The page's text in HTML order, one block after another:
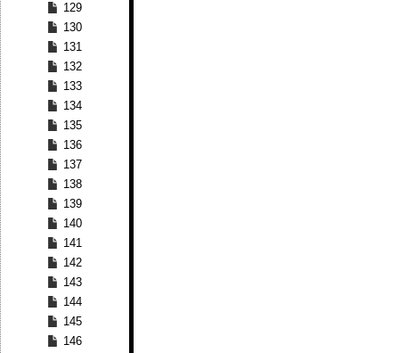
129
130
131
132
133
134
135
136
137
138
139
140
141
142
143
144
145
146